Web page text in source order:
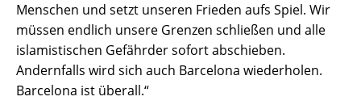
Menschen und setzt unseren Frieden aufs Spiel. Wir
müssen endlich unsere Grenzen schließen und alle
islamistischen Gefährder sofort abschieben.
Andernfalls wird sich auch Barcelona wiederholen.
Barcelona ist überall.“